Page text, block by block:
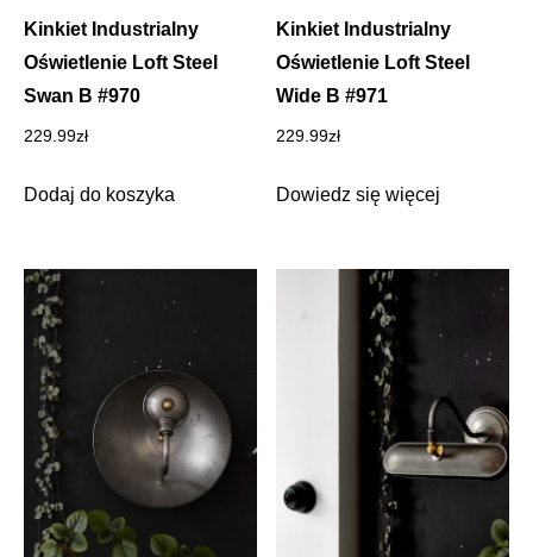
Kinkiet Industrialny
Oświetlenie Loft Steel
Swan B #970
229.99zł
Dodaj do koszyka
Kinkiet Industrialny
Oświetlenie Loft Steel
Wide B #971
229.99zł
Dowiedz się więcej